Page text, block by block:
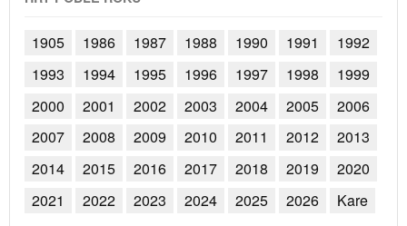
1905 1986 1987 1988 1990 1991
1992
1993
1994 1995 1996 1997 1998
1999
2000
2001 2002 2003 2004 2005
2006
2007
2008 2009 2010 2011 2012
2013
2014
2015 2016 2017 2018 2019
2020
2021
2022 2023 2024 2025 2026 Kare